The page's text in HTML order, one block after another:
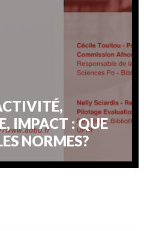
IMPACT : QUE
NORMES?